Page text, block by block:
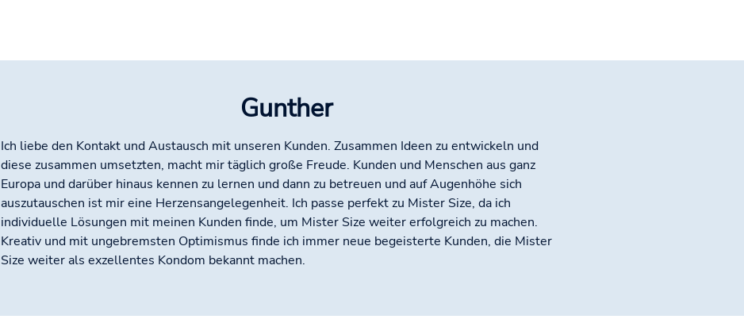
Gunther
Ich liebe den Kontakt und Austausch mit unseren Kunden. Zusammen Ideen zu entwickeln und
diese zusammen umsetzten, macht mir täglich große Freude. Kunden und Menschen aus ganz
Europa und darüber hinaus kennen zu lernen und dann zu betreuen und auf Augenhöhe sich
auszutauschen ist mir eine Herzensangelegenheit. Ich passe perfekt zu Mister Size, da ich
individuelle Lösungen mit meinen Kunden finde, um Mister Size weiter erfolgreich zu machen.
Kreativ und mit ungebremsten Optimismus finde ich immer neue begeisterte Kunden, die Mister
Size weiter als exzellentes Kondom bekannt machen.